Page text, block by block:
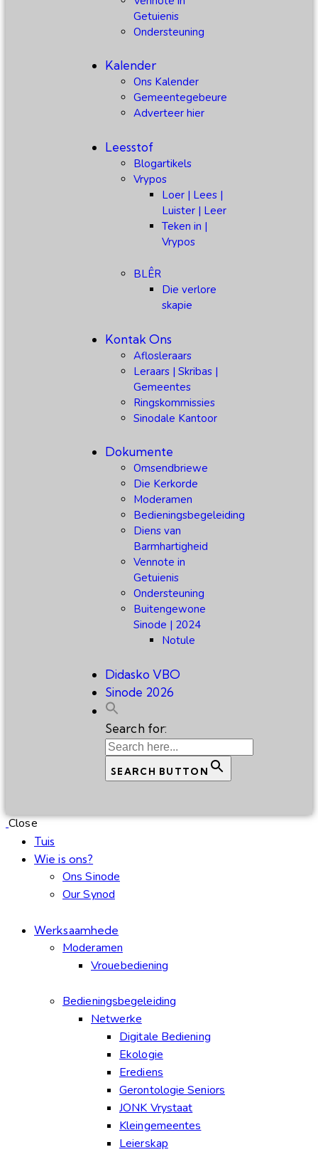
Getuienis
Ondersteuning
Kalender
Ons Kalender
Gemeentegebeure
Adverteer hier
Leesstof
Blogartikels
Vrypos
Loer | Lees |
Luister | Leer
Teken in |
Vrypos
BLÊR
Die verlore
skapie
Kontak Ons
Aflosleraars
Leraars | Skribas |
Gemeentes
Ringskommissies
Sinodale Kantoor
Dokumente
Omsendbriewe
Die Kerkorde
Moderamen
Bedieningsbegeleiding
Diens van
Barmhartigheid
Vennote in
Getuienis
Ondersteuning
Buitengewone
Sinode | 2024
Notule
Didasko VBO
Sinode 2026
Search for:
SEARCH BUTTON
Close
Tuis
Wie is ons?
Ons Sinode
Our Synod
Werksaamhede
Moderamen
Vrouebediening
Bedieningsbegeleiding
Netwerke
Digitale Bediening
Ekologie
Erediens
Gerontologie Seniors
JONK Vrystaat
Kleingemeentes
Leierskap